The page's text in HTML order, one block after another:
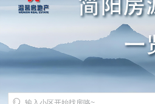
招聘房产销售经纪人